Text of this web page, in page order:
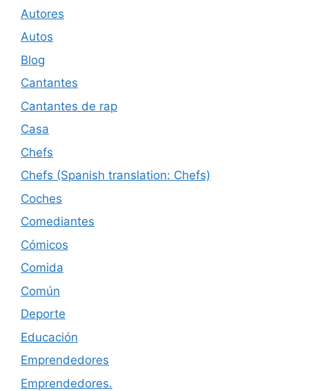
Autores
Autos
Blog
Cantantes
Cantantes de rap
Casa
Chefs
Chefs (Spanish translation: Chefs)
Coches
Comediantes
Cómicos
Comida
Común
Deporte
Educación
Emprendedores
Emprendedores.